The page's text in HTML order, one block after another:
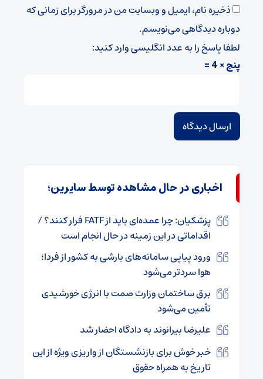
ذخیره نام، ایمیل و وبسایت من در مرورگر برای زمانی که
دوباره دیدگاهی می‌نویسم.
لطفا پاسخ را به عدد انگلیسی وارد کنید:
پنج × 4 =
اخباری در حال مشاهده توسط سایرین؛
پزشکیان: چرا عمده‌ای باید از FATF فرار کنند؟ /
اقداماتی در این زمینه در حال انجام است
ورود پیاپی سامانه‌های بارشی به کشور از فردا؛
هوا سردتر می‌شود
برق ساختمان وزارت صمت با انرژی خورشیدی
تأمین می‌شود
علیرضا بیرانوند به دادگاه احضار شد
خبر خوش برای بازنشستگان از واریزی ویژه از این
تاریخ به همراه حقوق